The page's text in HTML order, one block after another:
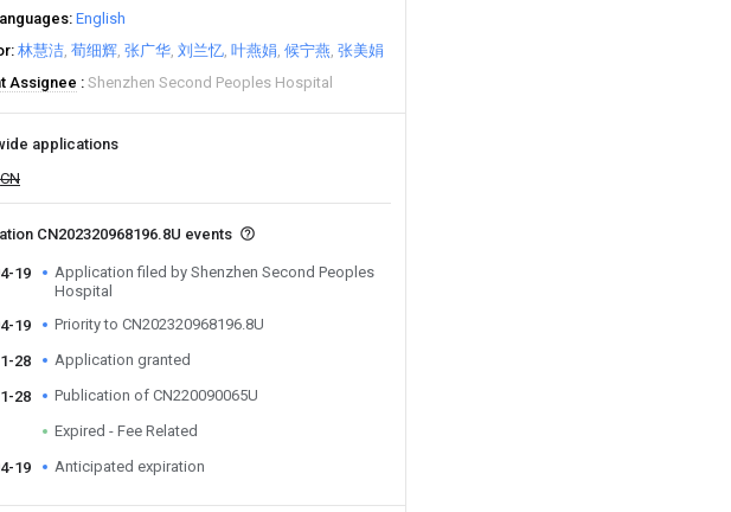
English
林慧洁 荀细辉 张广华 刘兰忆 叶燕娟 候宁燕 张美娟
Assignee
Shenzhen Second Peoples Hospital
applications
CN
CN202320968196.8U events
19
Application filed by Shenzhen Second Peoples
Hospital
19
Priority to CN202320968196.8U
28 Application granted
28 Publication of CN220090065U
Expired - Fee Related
19 Anticipated expiration